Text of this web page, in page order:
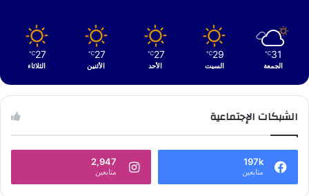
31
℃
الجمعة
29
℃
السبت
27
℃
الأحد
27
℃
الأثنين
27
℃
الثلاثاء
الشبكات الإجتماعية
197k
متابعين
2,947
متابعين